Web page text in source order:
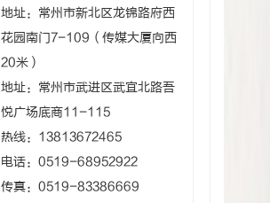
地址：常州市新北区龙锦路府西
花园南门7-109（传媒大厦向西
20米）
地址：常州市武进区武宜北路吾
悦广场底商11-115
热线：13813672465
电话：0519-68952922
传真：0519-83386669